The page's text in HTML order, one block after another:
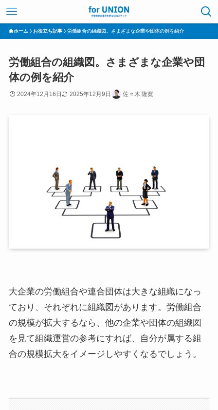
ホーム お役立ち記事 労働組合の組織図。さまざまな企業や団体の例を紹介
労働組合の組織図。さまざまな企業や団
体の例を紹介
2024年12月16日 2025年12月9日 佐々木 隆寛
大企業の労働組合や連合団体は大きな組織になっ
ており、それぞれに組織図があります。労働組合
の規模が拡大するなら、他の企業や団体の組織図
を見て組織運営の参考にすれば、自分が属する組
合の規模拡大をイメージしやすくなるでしょう。